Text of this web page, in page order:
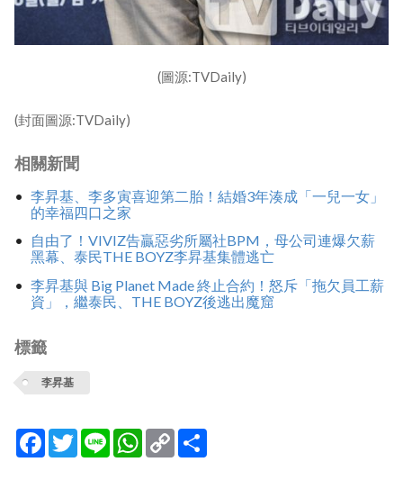
(圖源:TVDaily)
(封面圖源:TVDaily)
相關新聞
李昇基、李多寅喜迎第二胎！結婚3年湊成「一兒一女」
的幸福四口之家
自由了！VIVIZ告贏惡劣所屬社BPM，母公司連爆欠薪
黑幕、泰民THE BOYZ李昇基集體逃亡
李昇基與 Big Planet Made 終止合約！怒斥「拖欠員工薪
資」，繼泰民、THE BOYZ後逃出魔窟
標籤
李昇基
Facebook
TwitterLine WhatsApp
Copy
Link